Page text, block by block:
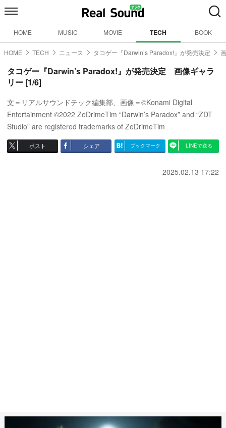
HOME MUSIC MOVIE TECH BOOK
HOME TECH ニュース タコゲー『Darwin’s Paradox!』が発売決定
タコゲー『Darwin’s Paradox!』が発売決定 画像ギャラ
リー [1/6]
文＝リアルサウンドテック編集部、画像＝©Konami Digital
Entertainment ©2022 ZeDrimeTim “Darwin’s Paradox” and “ZDT
Studio” are registered trademarks of ZeDrimeTim
ポスト シェア ブックマーク LINEで送る
2025.02.13 17:22